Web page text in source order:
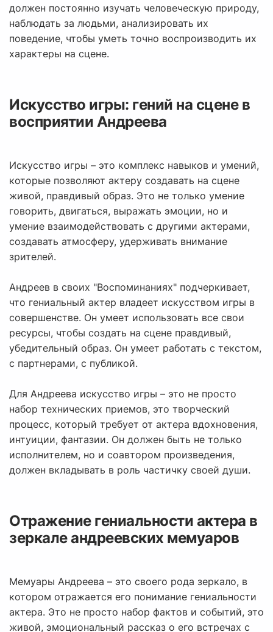
должен постоянно изучать человеческую природу,
наблюдать за людьми, анализировать их
поведение, чтобы уметь точно воспроизводить их
характеры на сцене.
Искусство игры: гений на сцене в
восприятии Андреева
Искусство игры – это комплекс навыков и умений,
которые позволяют актеру создавать на сцене
живой, правдивый образ. Это не только умение
говорить, двигаться, выражать эмоции, но и
умение взаимодействовать с другими актерами,
создавать атмосферу, удерживать внимание
зрителей.
Андреев в своих "Воспоминаниях" подчеркивает,
что гениальный актер владеет искусством игры в
совершенстве. Он умеет использовать все свои
ресурсы, чтобы создать на сцене правдивый,
убедительный образ. Он умеет работать с текстом,
с партнерами, с публикой.
Для Андреева искусство игры – это не просто
набор технических приемов, это творческий
процесс, который требует от актера вдохновения,
интуиции, фантазии. Он должен быть не только
исполнителем, но и соавтором произведения,
должен вкладывать в роль частичку своей души.
Отражение гениальности актера в
зеркале андреевских мемуаров
Мемуары Андреева – это своего рода зеркало, в
котором отражается его понимание гениальности
актера. Это не просто набор фактов и событий, это
живой, эмоциональный рассказ о его встречах с